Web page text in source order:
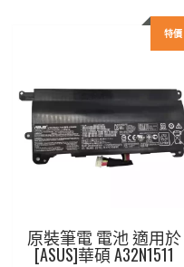
特價
原裝筆電 電池 適用於
[ASUS]華碩 A32N1511